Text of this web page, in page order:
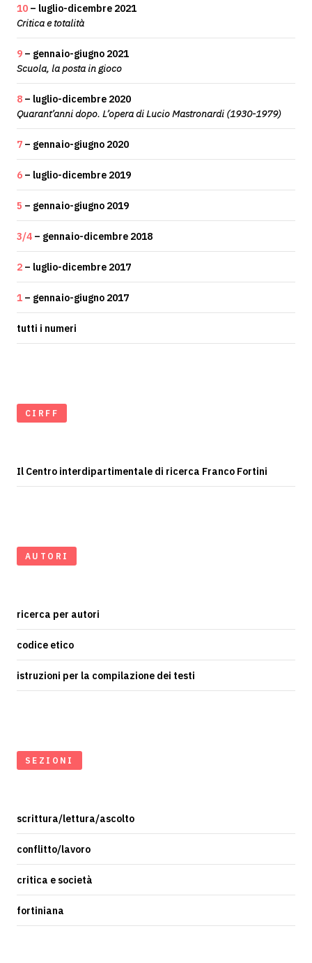
10 – luglio-dicembre 2021
Critica e totalità
9 – gennaio-giugno 2021
Scuola, la posta in gioco
8 – luglio-dicembre 2020
Quarant’anni dopo. L’opera di Lucio Mastronardi (1930-1979)
7 – gennaio-giugno 2020
6 – luglio-dicembre 2019
5 – gennaio-giugno 2019
3/4 – gennaio-dicembre 2018
2 – luglio-dicembre 2017
1 – gennaio-giugno 2017
tutti i numeri
CIRFF
Il Centro interdipartimentale di ricerca Franco Fortini
AUTORI
ricerca per autori
codice etico
istruzioni per la compilazione dei testi
SEZIONI
scrittura/lettura/ascolto
conflitto/lavoro
critica e società
fortiniana